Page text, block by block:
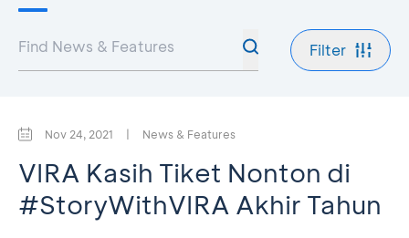
Filter
Nov 24, 2021 | News & Features
VIRA Kasih Tiket Nonton di
#StoryWithVIRA Akhir Tahun